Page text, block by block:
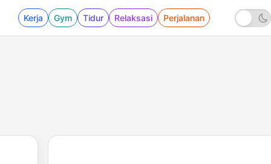
Kerja Gym Tidur Relaksasi Perjalanan